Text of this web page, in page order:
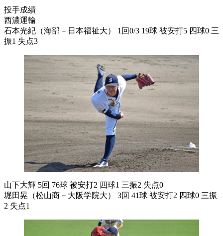
投手成績
西濃運輸
石本光紀（海部－日本福祉大） 1回0/3 19球 被安打5 四球0 三
振1 失点3
山下大輝 5回 76球 被安打2 四球1 三振2 失点0
堀田晃（松山商－大阪学院大） 3回 41球 被安打2 四球0 三振
2 失点1